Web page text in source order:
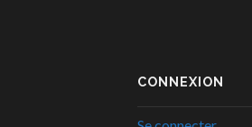
CONNEXION